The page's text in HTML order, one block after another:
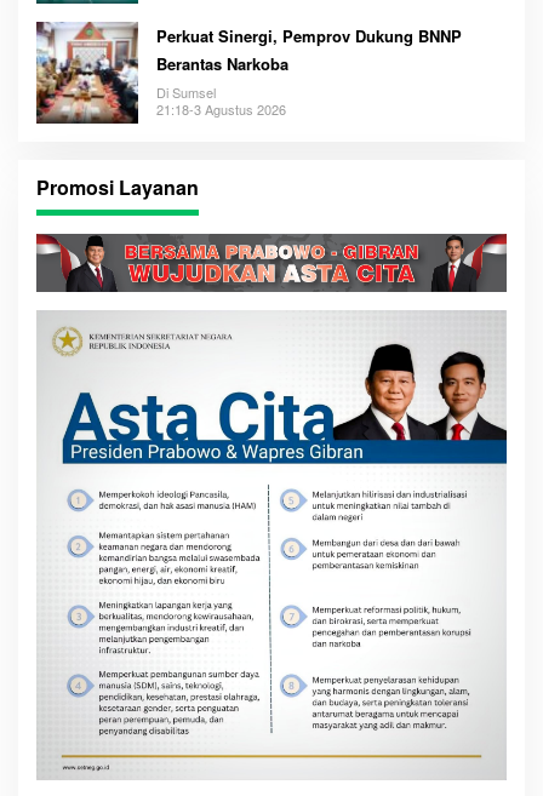
Perkuat Sinergi, Pemprov Dukung BNNP
Berantas Narkoba
Di Sumsel
21:18-3 Agustus 2026
Promosi Layanan